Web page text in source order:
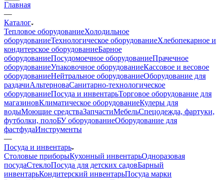
Главная
—
Каталог
Тепловое оборудованиеХолодильное
оборудованиеТехнологическое оборудованиеХлебопекарное и
кондитерское оборудованиеБарное
оборудованиеПосудомоечное оборудованиеПрачечное
оборудованиеУпаковочное оборудованиеКассовое и весовое
оборудованиеНейтральное оборудованиеОборудование для
раздачиАльтерноваСанитарно-технологическое
оборудованиеПосуда и инвентарьТорговое оборудование для
магазиновКлиматическое оборудованиеКулеры для
водыМоющие средстваЗапчастиМебельСпецодежда, фартуки,
футболки, полоБУ оборудованиеОборудование для
фастфудаИнструменты
—
Посуда и инвентарь
Столовые приборыКухонный инвентарьОдноразовая
посудаСтеклоПосуда для детских садовБарный
инвентарьКондитерский инвентарьПосуда марки